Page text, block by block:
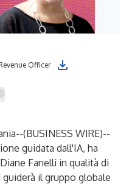
Officer
(BUSINESS WIRE)--
guidata dall'IA, ha
Fanelli in qualità di
il gruppo globale